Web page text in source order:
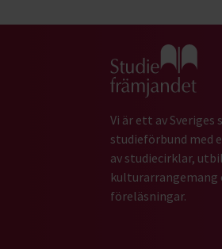
Gå till
Vi är ett av Sveriges
studieförbund med
av studiecirklar,
kulturarrangemang
föreläsningar.